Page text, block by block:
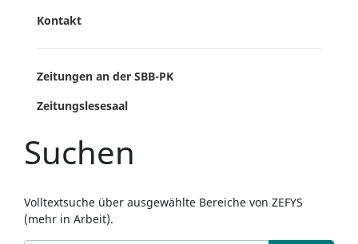
Kontakt
Zeitungen an der SBB-PK
Zeitungslesesaal
Suchen
Volltextsuche über ausgewählte Bereiche von ZEFYS
(mehr in Arbeit).